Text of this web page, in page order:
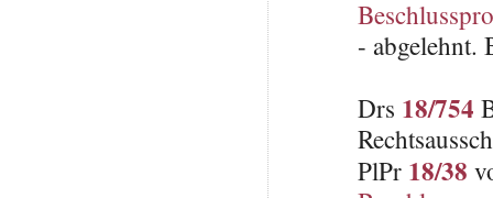
- abgelehnt.
Drs 18/754
PlPr 18/38